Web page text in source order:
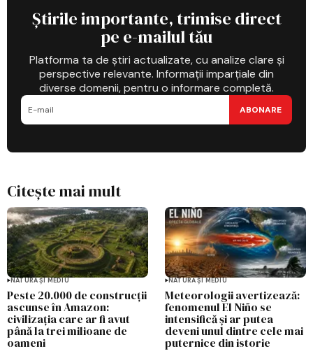
Știrile importante, trimise direct
pe e-mailul tău
Platforma ta de știri actualizate, cu analize clare și
perspective relevante. Informații imparțiale din
diverse domenii, pentru o informare completă.
ABONARE
Citește mai mult
NATURĂ ȘI MEDIU
Peste 20.000 de construcții
ascunse în Amazon:
civilizația care ar fi avut
până la trei milioane de
oameni
NATURĂ ȘI MEDIU
Meteorologii avertizează:
fenomenul El Niño se
intensifică și ar putea
deveni unul dintre cele mai
puternice din istorie